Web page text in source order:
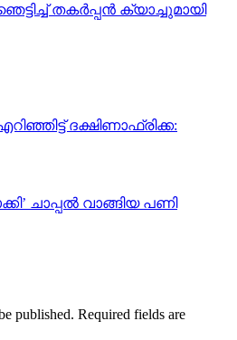
തകര്‍പ്പന്‍ ക്യാച്ചുമായി
ദക്ഷിണാഫ്രിക്ക:
ചാപ്പല്‍ വാങ്ങിയ പണി
published. Required fields are